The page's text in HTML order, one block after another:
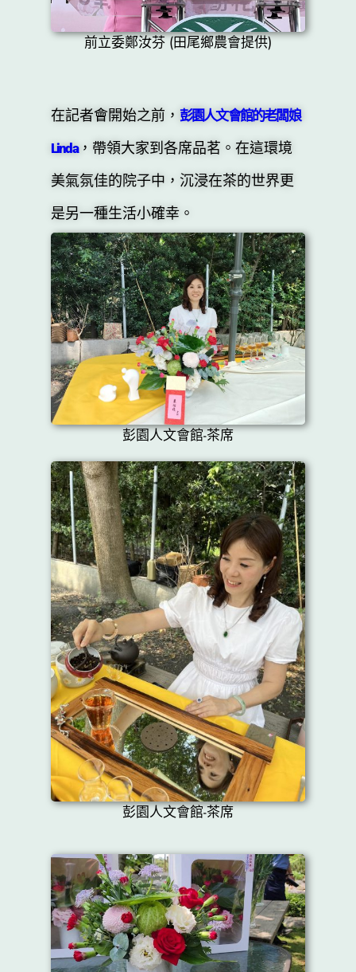
前立委鄭汝芬 (田尾鄉農會提供)
在記者會開始之前， 彭園人文會館的老闆娘
Linda，帶領大家到各席品茗。在這環境
美氣氛佳的院子中，沉浸在茶的世界更
是另一種生活小確幸。
彭園人文會館-茶席
彭園人文會館-茶席